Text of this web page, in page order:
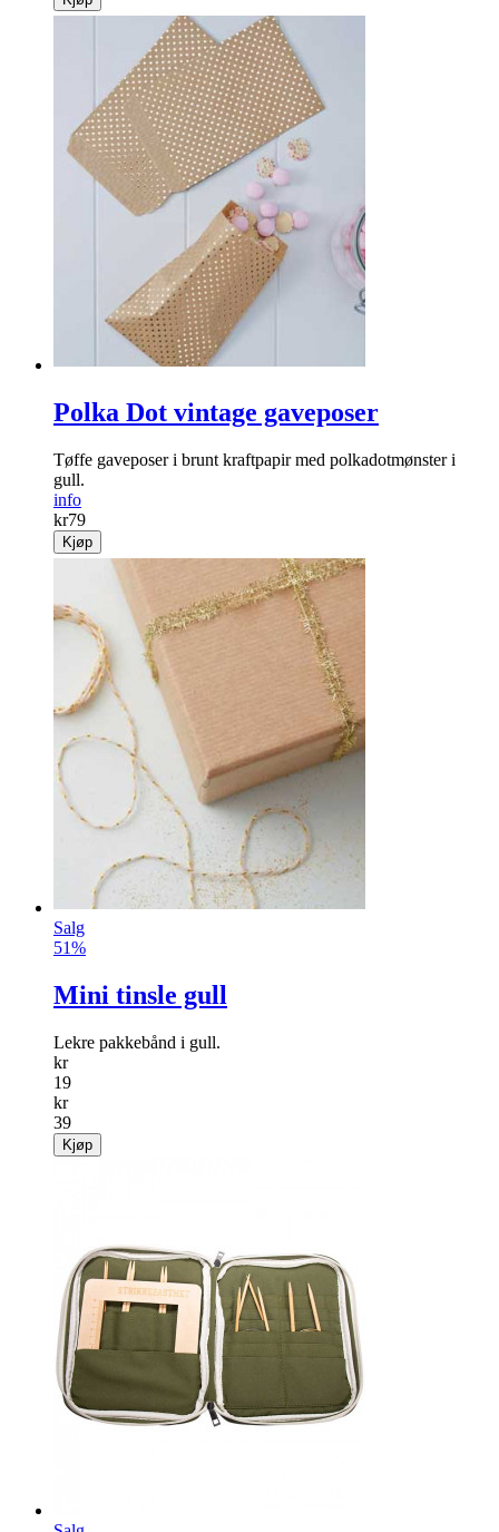
Polka Dot vintage gaveposer
Tøffe gaveposer i brunt kraftpapir med polkadotmønster i
gull.
info
kr79
Kjøp
Salg
51%
Mini tinsle gull
Lekre pakkebånd i gull.
kr
19
kr
39
Kjøp